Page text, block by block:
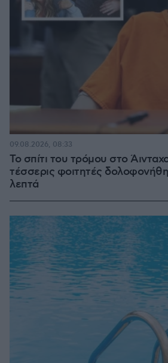
Το σπίτι του τρόμου στο
τέσσερις φοιτητές
λεπτά
09.08.2026, 08:33